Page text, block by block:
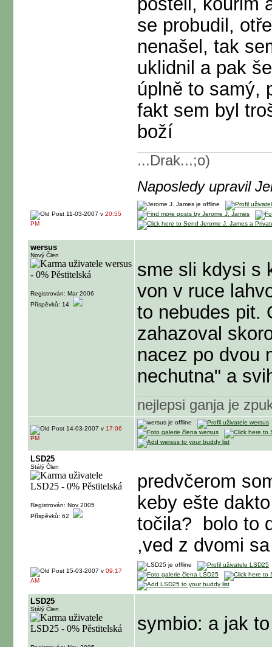
se probudil,
nenašel, tak
uklidnil a pak
úplně to samý,
fakt sem byl
boží
...Drak...;o)
Naposledy upravil
11-03-2007 v 20:55
PM
wersus
Nový Člen
Registrován: Mar 2006
Příspěvků: 14
sme sli kdysi s
von v ruce
to nebudes pit.
zahazoval
nacez po dvou
nechutna" a
nejlepsi ganja je
14-03-2007 v 17:06
PM
LSD25
Stálý Člen
Registrován: Nov 2005
Příspěvků: 62
predvčerom
keby ešte
točila?
bolo to
,ved z dvomi
15-03-2007 v 09:17
AM
LSD25
Stálý Člen
symbio: a jak